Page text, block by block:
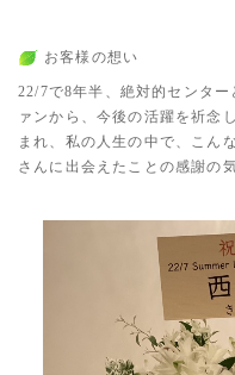
お客様の想い
22/7で8年半、絶対的センタ
ァンから、今後の活躍を祈念
まれ、私の人生の中で、こん
さんに出会えたことの感謝の